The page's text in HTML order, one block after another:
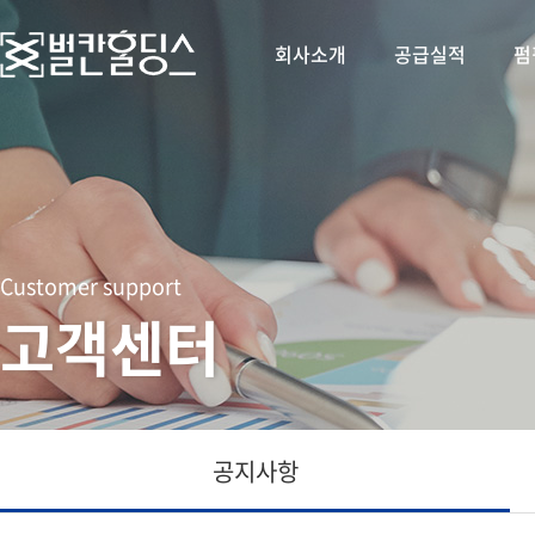
회사소개 공급실적
Customer support
고객센터
공지사항